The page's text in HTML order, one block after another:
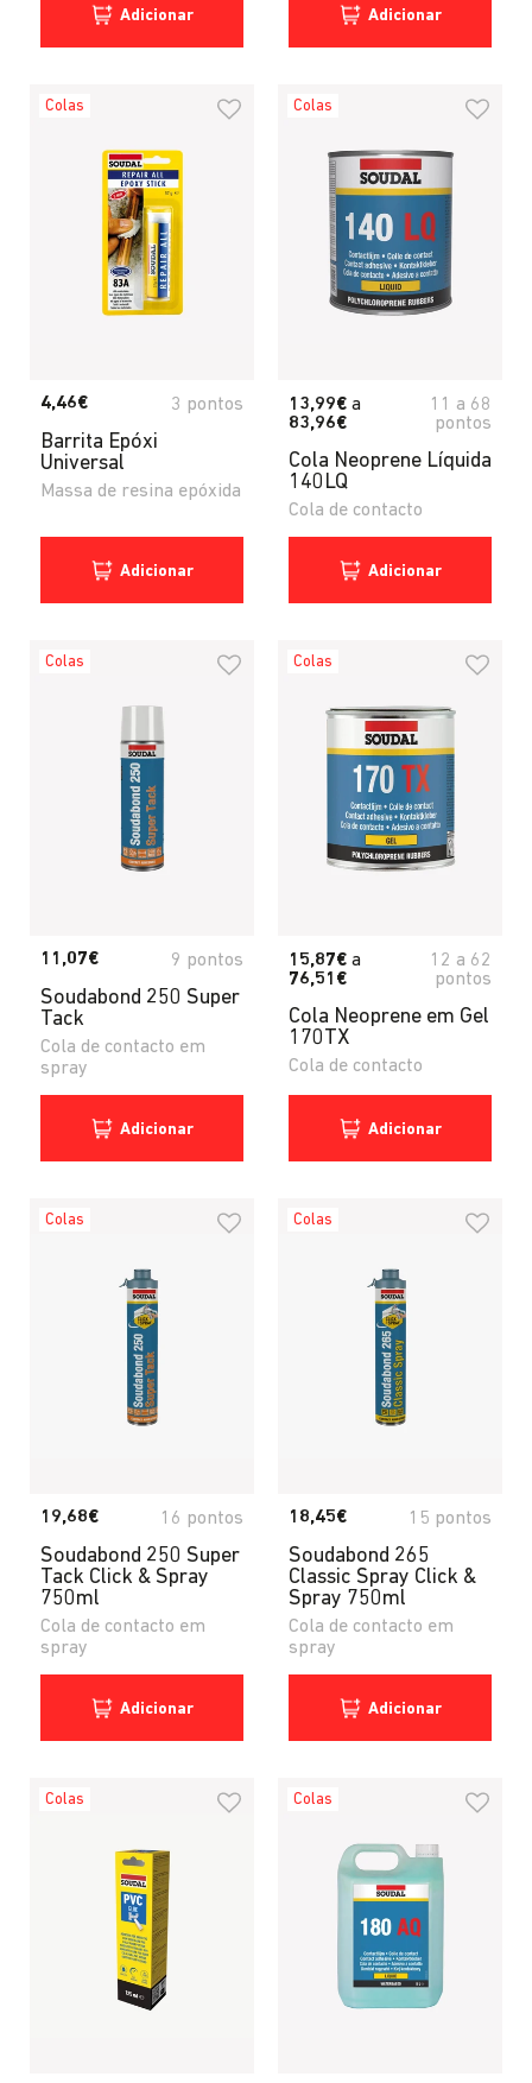
Adicionar Adicionar
Colas
4,46€ 3 pontos
Barrita Epóxi
Universal
Massa de resina epóxida
Adicionar
Colas
13,99€ a
83,96€
11 a 68
pontos
Cola Neoprene Líquida
140LQ
Cola de contacto
Adicionar
Colas
11,07€ 9 pontos
Soudabond 250 Super
Tack
Cola de contacto em
spray
Adicionar
Colas
15,87€ a
76,51€
12 a 62
pontos
Cola Neoprene em Gel
170TX
Cola de contacto
Adicionar
Colas
19,68€ 16 pontos
Soudabond 250 Super
Tack Click & Spray
750ml
Cola de contacto em
spray
Adicionar
Colas
18,45€ 15 pontos
Soudabond 265
Classic Spray Click &
Spray 750ml
Cola de contacto em
spray
Adicionar
Colas Colas